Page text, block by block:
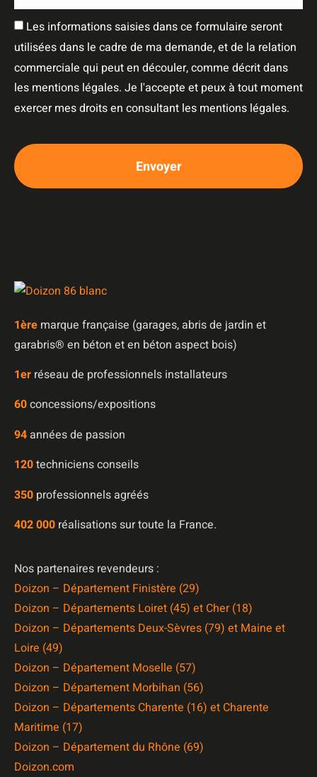
Les informations saisies dans ce formulaire seront
utilisées dans le cadre de ma demande, et de la relation
commerciale qui peut en découler, comme décrit dans
les mentions légales. Je l'accepte et peux à tout moment
exercer mes droits en consultant les mentions légales.
Envoyer
1ère marque française (garages, abris de jardin et
garabris®️ en béton et en béton aspect bois)
1er réseau de professionnels installateurs
60concessions/expositions
94 années de passion
120techniciens conseils
350 professionnels agréés
402 000 réalisations sur toute la France.
Nos partenaires revendeurs :
Doizon – Département Finistère (29)
Doizon – Départements Loiret (45) et Cher (18)
Doizon – Départements Deux-Sèvres (79) et Maine et
Loire (49)
Doizon – Département Moselle (57)
Doizon – Département Morbihan (56)
Doizon – Départements Charente (16) et Charente
Maritime (17)
Doizon – Département du Rhône (69)
Doizon.com